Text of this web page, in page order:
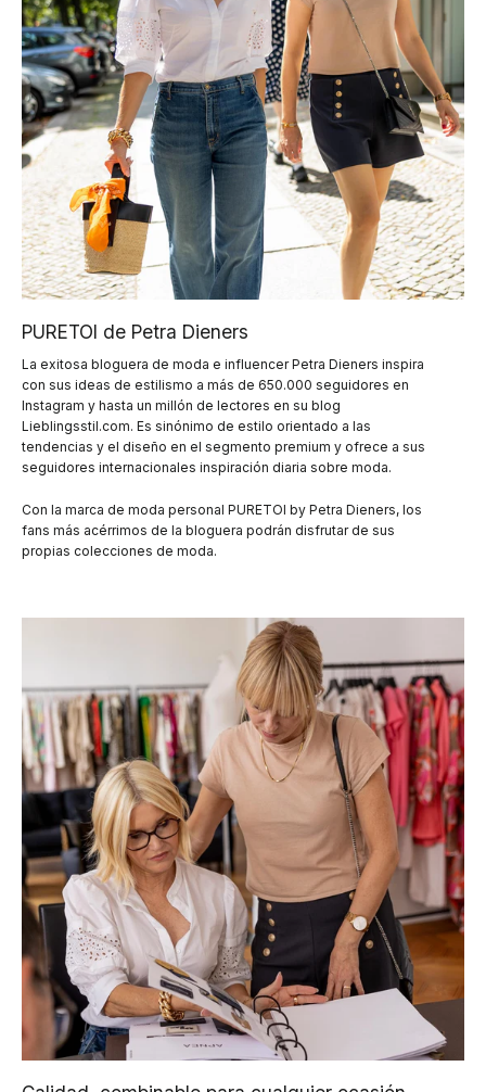
PURETOI de Petra Dieners
La exitosa bloguera de moda e influencer Petra Dieners inspira
con sus ideas de estilismo a más de 650.000 seguidores en
Instagram y hasta un millón de lectores en su blog
Lieblingsstil.com. Es sinónimo de estilo orientado a las
tendencias y el diseño en el segmento premium y ofrece a sus
seguidores internacionales inspiración diaria sobre moda.
Con la marca de moda personal PURETOI by Petra Dieners, los
fans más acérrimos de la bloguera podrán disfrutar de sus
propias colecciones de moda.